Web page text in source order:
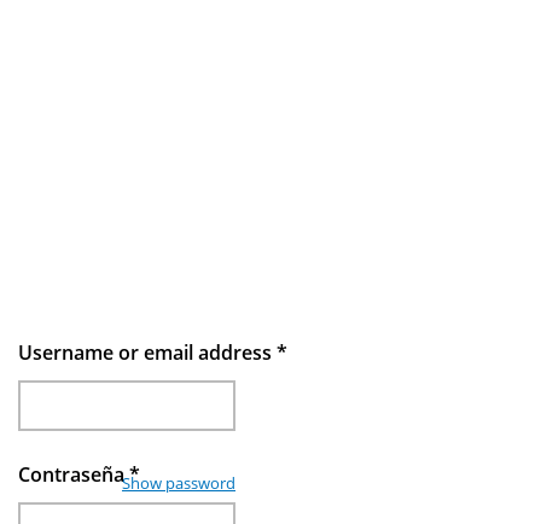
Username or email address *
Contraseña*
Show password